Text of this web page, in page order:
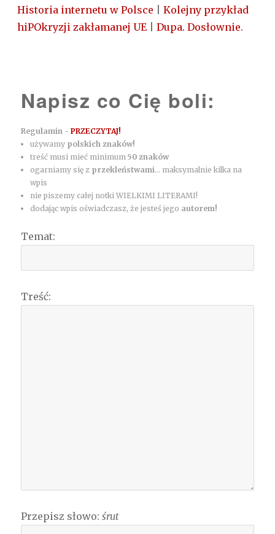
Historia internetu w Polsce
Kolejny przykład
hiPOkryzji zakłamanej UE
Dupa. Dosłownie.
Napisz co Cię boli:
Regulamin -PRZECZYTAJ!
używamy polskich znaków!
treść musi mieć minimum50 znaków
ogarniamy się z przekleństwami... maksymalnie kilka na
wpis
nie piszemy całej notki WIELKIMI LITERAMI!
dodając wpis oświadczasz, że jesteś jego autorem!
Temat:
Treść:
Przepisz słowo:śrut